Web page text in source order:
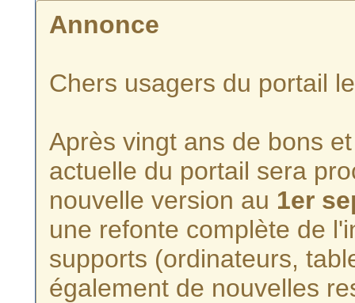
Annonce
Chers usagers du portail
Après vingt ans de bons
actuelle du portail sera
nouvelle version au 1er
une refonte complète de
supports (ordinateurs,
également de nouvelles